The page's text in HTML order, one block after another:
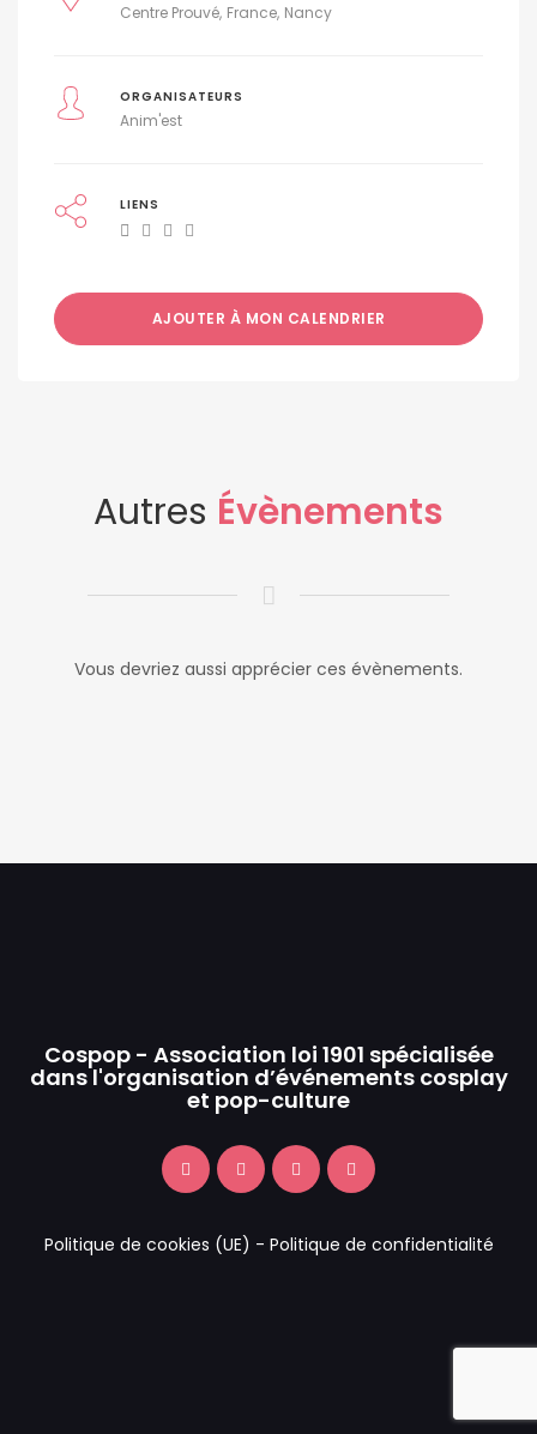
Centre Prouvé France Nancy
ORGANISATEURS
Anim'est
LIENS
AJOUTER À MON CALENDRIER
Autres Évènements
Vous devriez aussi apprécier ces évènements.
Cospop - Association loi 1901 spécialisée
dans l'organisation d’événements cosplay
et pop-culture
Politique de cookies (UE) - Politique de confidentialité